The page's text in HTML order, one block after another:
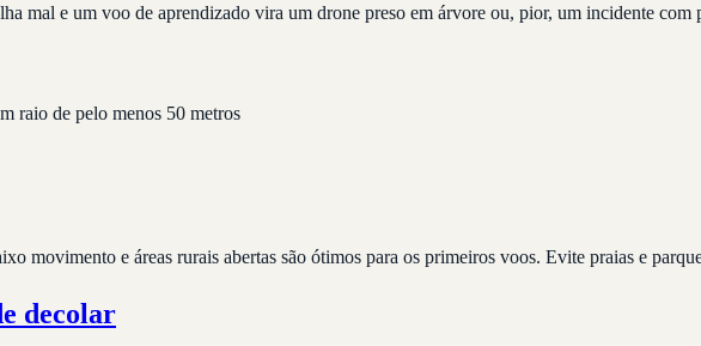
mal e um voo de aprendizado vira um drone preso em árvore ou, pior, um incidente com
raio de pelo menos 50 metros
movimento e áreas rurais abertas são ótimos para os primeiros voos. Evite praias e
decolar